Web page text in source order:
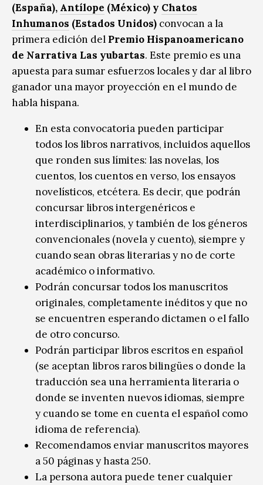
(España), Antílope (México) y Chatos
Inhumanos (Estados Unidos) convocan a la
primera edición del Premio Hispanoamericano
de Narrativa Las yubartas. Este premio es una
apuesta para sumar esfuerzos locales y dar al libro
ganador una mayor proyección en el mundo de
habla hispana.
En esta convocatoria pueden participar
todos los libros narrativos, incluidos aquellos
que ronden sus límites: las novelas, los
cuentos, los cuentos en verso, los ensayos
novelísticos, etcétera. Es decir, que podrán
concursar libros intergenéricos e
interdisciplinarios, y también de los géneros
convencionales (novela y cuento), siempre y
cuando sean obras literarias y no de corte
académico o informativo.
Podrán concursar todos los manuscritos
originales, completamente inéditos y que no
se encuentren esperando dictamen o el fallo
de otro concurso.
Podrán participar libros escritos en español
(se aceptan libros raros bilingües o donde la
traducción sea una herramienta literaria o
donde se inventen nuevos idiomas, siempre
y cuando se tome en cuenta el español como
idioma de referencia).
Recomendamos enviar manuscritos mayores
a 50 páginas y hasta 250.
La persona autora puede tener cualquier